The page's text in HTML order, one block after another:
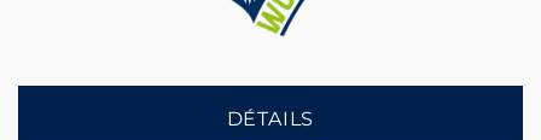
DÉTAILS